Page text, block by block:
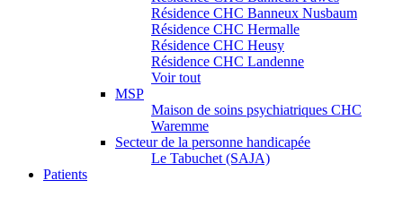
Résidence CHC Banneux Nusbaum
Résidence CHC Hermalle
Résidence CHC Heusy
Résidence CHC Landenne
Voir tout
MSP
Maison de soins psychiatriques CHC
Waremme
Secteur de la personne handicapée
Le Tabuchet (SAJA)
Patients